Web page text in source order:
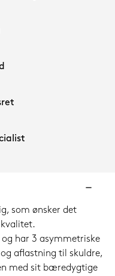
som ønsker det
har 3 asymmetriske
aflastning til skuldre,
med sit bæredygtige